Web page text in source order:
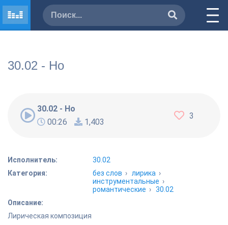
30.02 - Но
30.02 - Но
00:26
1,403
3
Исполнитель:
30.02
Категория:
без слов ›лирика ›
инструментальные ›
романтические ›30.02
Описание:
Лирическая композиция